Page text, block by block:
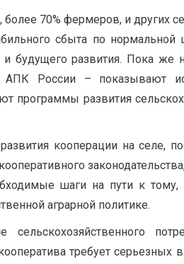
70% фермеров, и других
сбыта по
и будущего развития. Пока
АПК России – показывают
программы развития
кооперации на селе,
шаги на пути к тому,
аграрной политике.
требует серьезных